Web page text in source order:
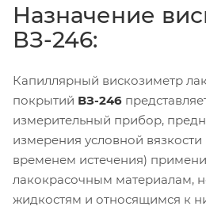
Назначение
ВЗ-246:
Капиллярный вискозиметр
покрытий ВЗ-246
измерительный прибор,
измерения условной вязкости
временем истечения)
лакокрасочным материалам,
жидкостям и относящимся к